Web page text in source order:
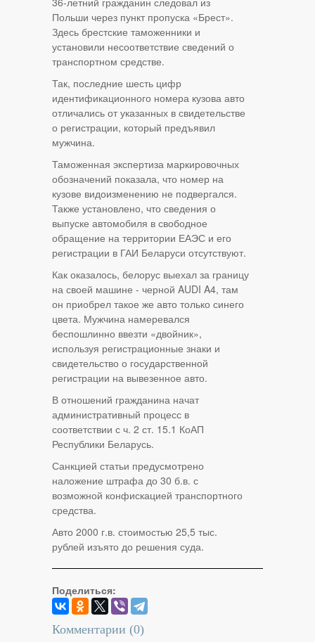
Польши через пункт пропуска «Брест».
Здесь брестские таможенники и
установили несоответствие сведений о
транспортном средстве.
Так, последние шесть цифр
идентификационного номера кузова авто
отличались от указанных в свидетельстве
о регистрации, который предъявил
мужчина.
Таможенная экспертиза маркировочных
обозначений показала, что номер на
кузове видоизменению не подвергался.
Также установлено, что сведения о
выпуске автомобиля в свободное
обращение на территории ЕАЭС и его
регистрации в ГАИ Беларуси отсутствуют.
Как оказалось, белорус выехал за границу
на своей машине - черной AUDI A4, там
он приобрел такое же авто только синего
цвета. Мужчина намеревался
беспошлинно ввезти «двойник»,
используя регистрационные знаки и
свидетельство о государственной
регистрации на вывезенное авто.
В отношений гражданина начат
административный процесс в
соответствии с ч. 2 ст. 15.1 КоАП
Республики Беларусь.
Санкцией статьи предусмотрено
наложение штрафа до 30 б.в. с
возможной конфискацией транспортного
средства.
Авто 2000 г.в. стоимостью 25,5 тыс.
рублей изъято до решения суда.
Поделиться:
Комментарии (0)